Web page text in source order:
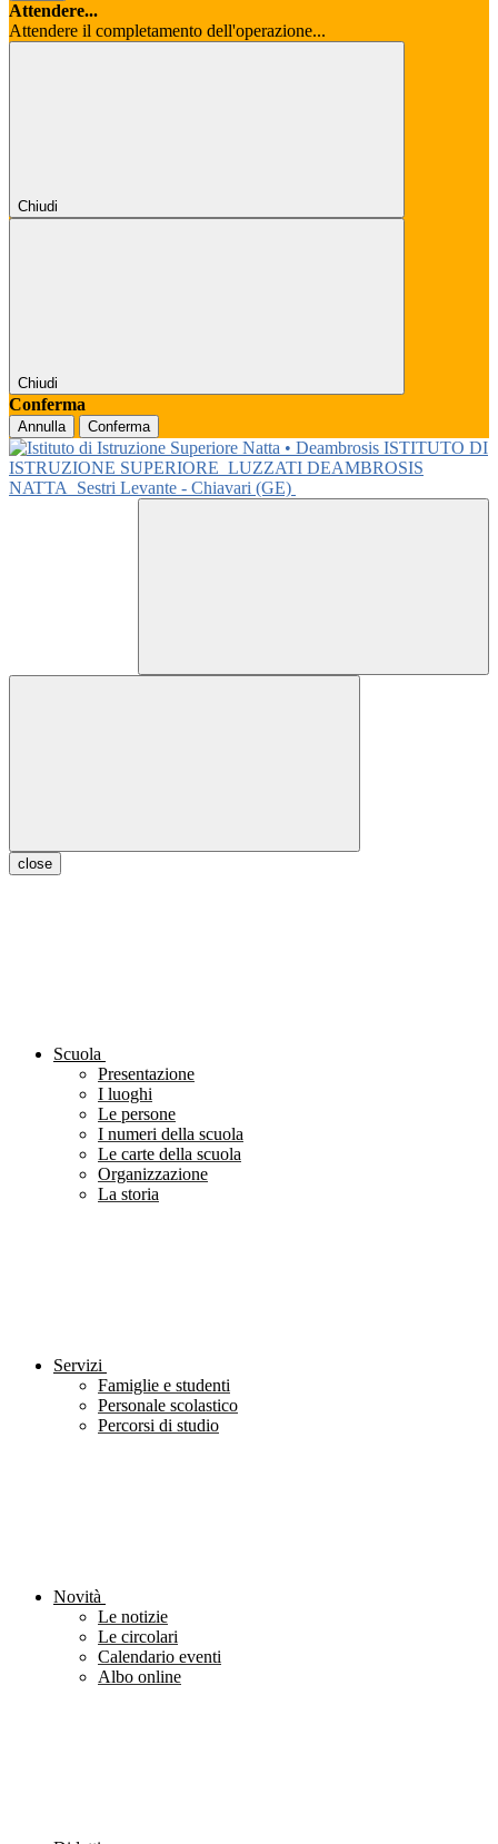
Attendere...
Attendere il completamento dell'operazione...
Chiudi
Chiudi
Conferma
Annulla Conferma
ISTITUTO DI
ISTRUZIONE SUPERIORE LUZZATI DEAMBROSIS
NATTA
Sestri Levante - Chiavari (GE)
close
Scuola
Presentazione
I luoghi
Le persone
I numeri della scuola
Le carte della scuola
Organizzazione
La storia
Servizi
Famiglie e studenti
Personale scolastico
Percorsi di studio
Novità
Le notizie
Le circolari
Calendario eventi
Albo online